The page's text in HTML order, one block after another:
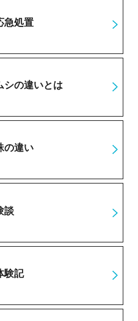
急処置
シの違いとは
の違い
談
験記